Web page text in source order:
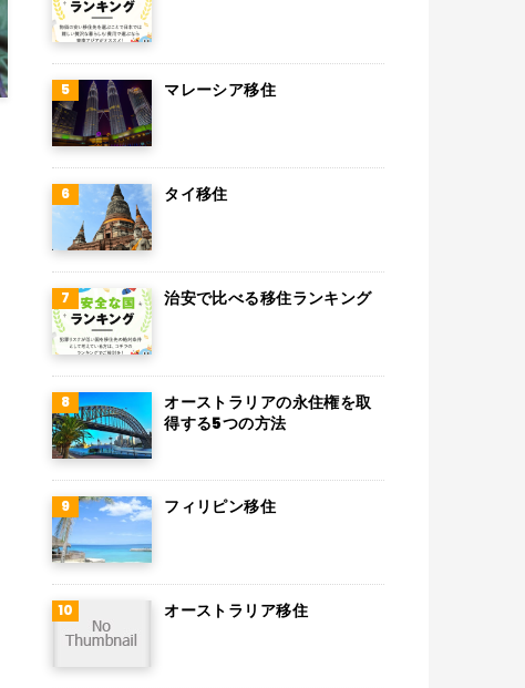
マレーシア移住
タイ移住
治安で比べる移住ランキング
オーストラリアの永住権を取
得する5つの方法
フィリピン移住
オーストラリア移住